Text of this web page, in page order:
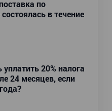
по
в течение
20% налога
24 месяцев, если